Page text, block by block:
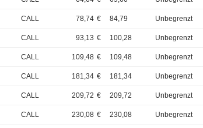
CALL 78,74 € 84,79 Unbegrenzt
CALL 93,13 € 100,28 Unbegrenzt
CALL 109,48 € 109,48 Unbegrenzt
CALL 181,34 € 181,34 Unbegrenzt
CALL 209,72 € 209,72 Unbegrenzt
CALL 230,08 € 230,08 Unbegrenzt